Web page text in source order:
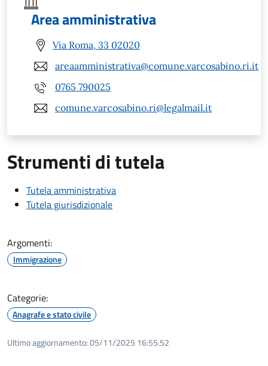
Area amministrativa
Via Roma, 33 02020
areaamministrativa@comune.varcosabino.ri.it
0765 790025
comune.varcosabino.ri@legalmail.it
Strumenti di tutela
Tutela amministrativa
Tutela giurisdizionale
Argomenti:
Immigrazione
Categorie:
Anagrafe e stato civile
Ultimo aggiornamento:05/11/2025 16:55.52